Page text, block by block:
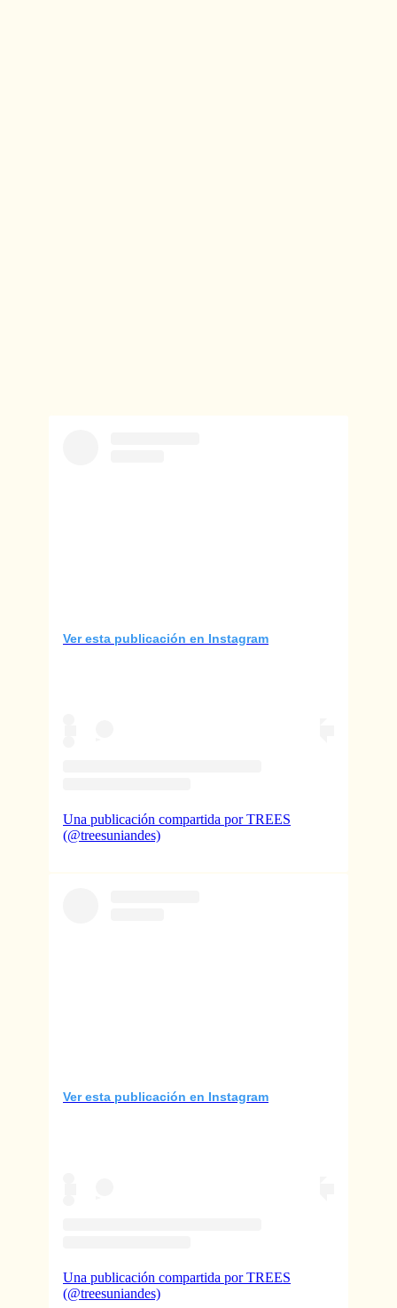
Ver esta publicación en Instagram
Una publicación compartida por TREES
(@treesuniandes)
Ver esta publicación en Instagram
Una publicación compartida por TREES
(@treesuniandes)